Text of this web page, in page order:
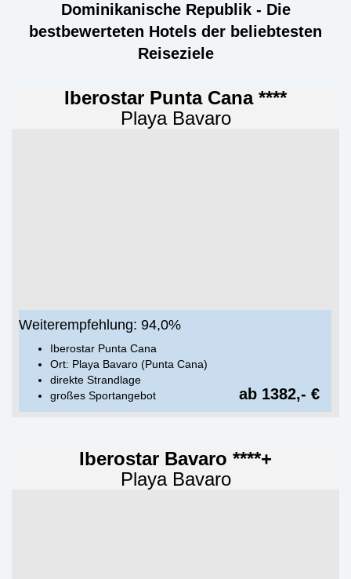
Dominikanische Republik - Die
bestbewerteten Hotels der beliebtesten
Reiseziele
Iberostar Punta Cana ****
Playa Bavaro
Weiterempfehlung: 94,0%
Iberostar Punta Cana
Ort: Playa Bavaro (Punta Cana)
direkte Strandlage
großes Sportangebot
ab 1382,- €
Iberostar Bavaro ****+
Playa Bavaro